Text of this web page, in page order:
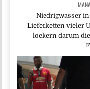
Niedrigwasser
Lieferketten vieler
lockern darum